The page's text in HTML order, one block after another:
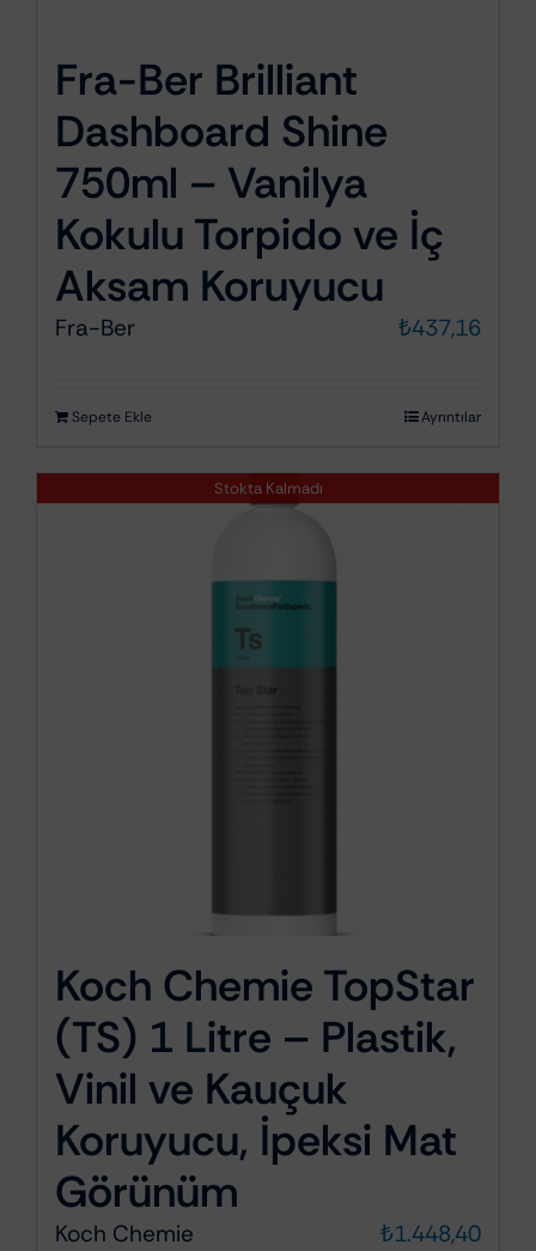
Fra-Ber Brilliant
Dashboard Shine
750ml – Vanilya
Kokulu Torpido ve İç
Aksam Koruyucu
Fra-Ber ₺437,16
Sepete Ekle Ayrıntılar
Stokta Kalmadı
Koch Chemie TopStar
(TS) 1 Litre – Plastik,
Vinil ve Kauçuk
Koruyucu, İpeksi Mat
Görünüm
Koch Chemie ₺1.448,40